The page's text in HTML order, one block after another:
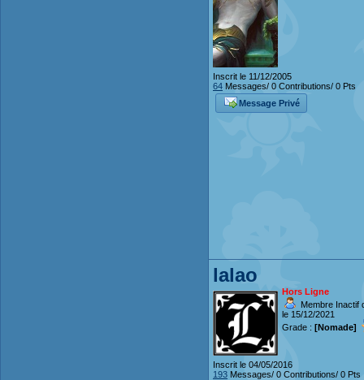
Inscrit le 11/12/2005
64 Messages/ 0 Contributions/ 0 Pts
Message Privé
lalao
Hors Ligne
Membre Inactif
le 15/12/2021
Grade : [Nomade]
Inscrit le 04/05/2016
193 Messages/ 0 Contributions/ 0 Pts